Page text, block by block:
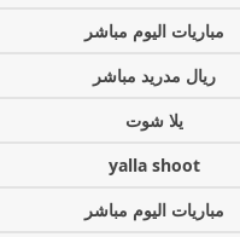
مباريات اليوم مباشر
ريال مدريد مباشر
يلا شوت
yalla shoot
مباريات اليوم مباشر